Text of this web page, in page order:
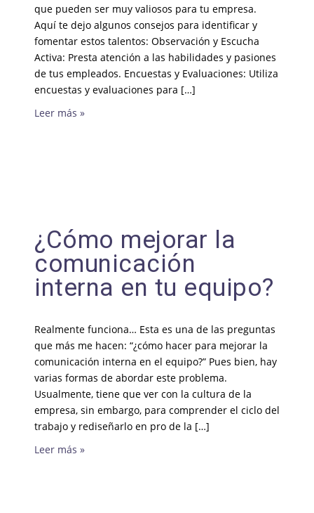
que pueden ser muy valiosos para tu empresa.
Aquí te dejo algunos consejos para identificar y
fomentar estos talentos: Observación y Escucha
Activa: Presta atención a las habilidades y pasiones
de tus empleados. Encuestas y Evaluaciones: Utiliza
encuestas y evaluaciones para […]
Leer más »
¿Cómo mejorar la
comunicación
interna en tu equipo?
Realmente funciona… Esta es una de las preguntas
que más me hacen: “¿cómo hacer para mejorar la
comunicación interna en el equipo?” Pues bien, hay
varias formas de abordar este problema.
Usualmente, tiene que ver con la cultura de la
empresa, sin embargo, para comprender el ciclo del
trabajo y rediseñarlo en pro de la […]
Leer más »